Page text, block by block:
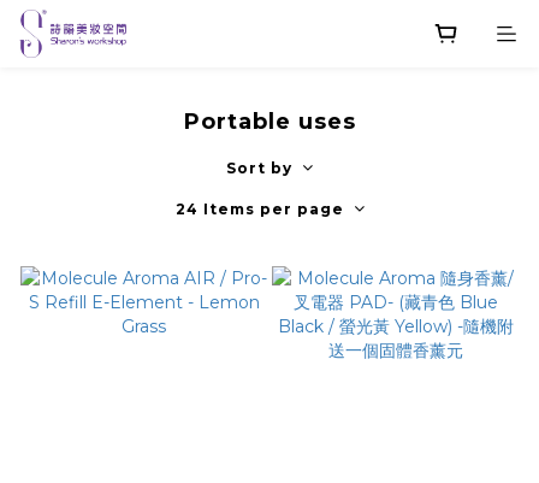
Portable uses
Sort by
24 Items per page